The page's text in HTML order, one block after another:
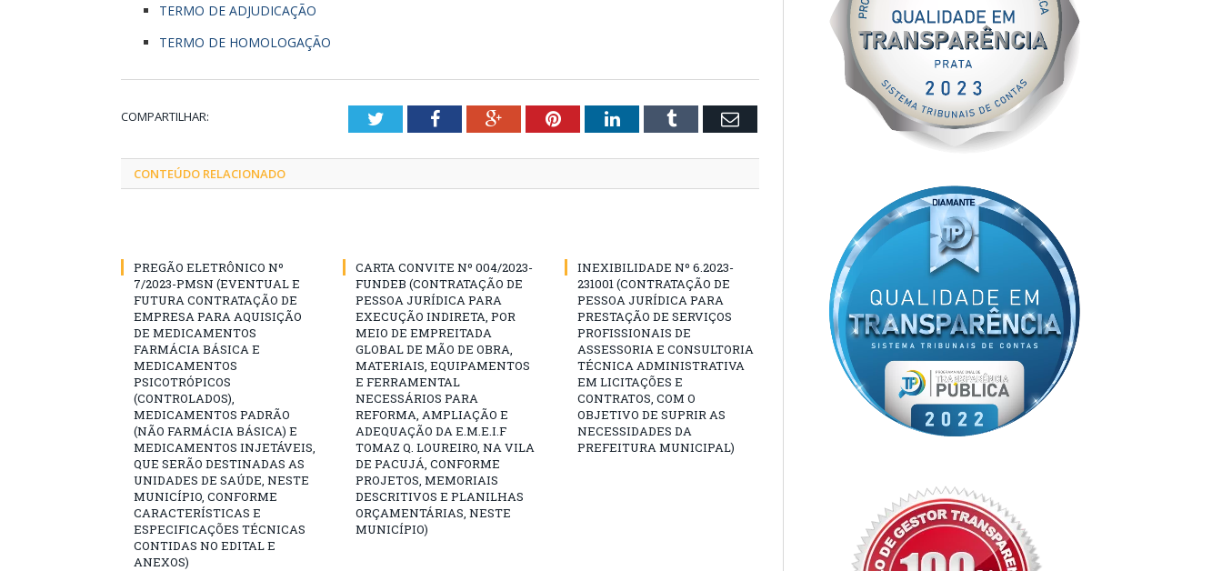
TERMO DE ADJUDICAÇÃO
TERMO DE HOMOLOGAÇÃO
COMPARTILHAR: TwitterFacebookGoogle+PinterestLinkedInTumblr Email
CONTEÚDO RELACIONADO
PREGÃO ELETRÔNICO Nº
7/2023-PMSN (EVENTUAL E
FUTURA CONTRATAÇÃO DE
EMPRESA PARA AQUISIÇÃO
DE MEDICAMENTOS
FARMÁCIA BÁSICA E
MEDICAMENTOS
PSICOTRÓPICOS
(CONTROLADOS),
MEDICAMENTOS PADRÃO
(NÃO FARMÁCIA BÁSICA) E
MEDICAMENTOS INJETÁVEIS,
QUE SERÃO DESTINADAS AS
UNIDADES DE SAÚDE, NESTE
MUNICÍPIO, CONFORME
CARACTERÍSTICAS E
ESPECIFICAÇÕES TÉCNICAS
CONTIDAS NO EDITAL E
ANEXOS)
CARTA CONVITE Nº 004/2023-
FUNDEB (CONTRATAÇÃO DE
PESSOA JURÍDICA PARA
EXECUÇÃO INDIRETA, POR
MEIO DE EMPREITADA
GLOBAL DE MÃO DE OBRA,
MATERIAIS, EQUIPAMENTOS
E FERRAMENTAL
NECESSÁRIOS PARA
REFORMA, AMPLIAÇÃO E
ADEQUAÇÃO DA E.M.E.I.F
TOMAZ Q. LOUREIRO, NA VILA
DE PACUJÁ, CONFORME
PROJETOS, MEMORIAIS
DESCRITIVOS E PLANILHAS
ORÇAMENTÁRIAS, NESTE
MUNICÍPIO)
INEXIBILIDADE Nº 6.2023-
231001 (CONTRATAÇÃO DE
PESSOA JURÍDICA PARA
PRESTAÇÃO DE SERVIÇOS
PROFISSIONAIS DE
ASSESSORIA E CONSULTORIA
TÉCNICA ADMINISTRATIVA
EM LICITAÇÕES E
CONTRATOS, COM O
OBJETIVO DE SUPRIR AS
NECESSIDADES DA
PREFEITURA MUNICIPAL)